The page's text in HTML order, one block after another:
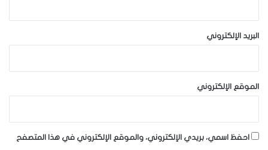
البريد الإلكتروني
الموقع الإلكتروني
احفظ اسمي، بريدي الإلكتروني، والموقع الإلكتروني في هذا المتصفح